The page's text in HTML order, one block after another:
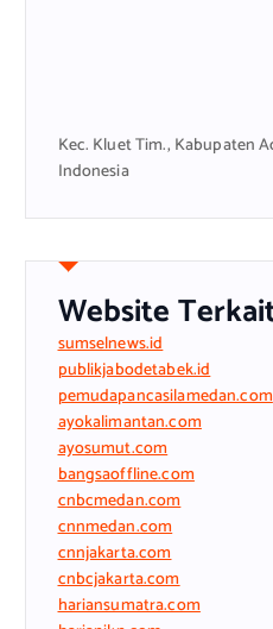
Kec. Kluet Tim., Kabupaten
Indonesia
Website
sumselnews.id
publikjabodetabek.id
pemudapancasilamedan.com
ayokalimantan.com
ayosumut.com
bangsaoffline.com
cnbcmedan.com
cnnmedan.com
cnnjakarta.com
cnbcjakarta.com
hariansumatra.com